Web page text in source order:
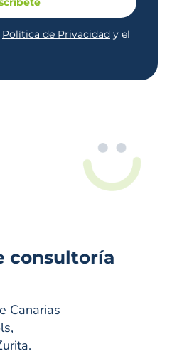
Política de Privacidad y el
consultoría
Canarias